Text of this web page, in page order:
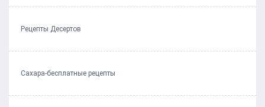
Рецепты Десертов
Сахара-бесплатные рецепты